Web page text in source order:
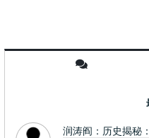
润涛阎：历史揭秘